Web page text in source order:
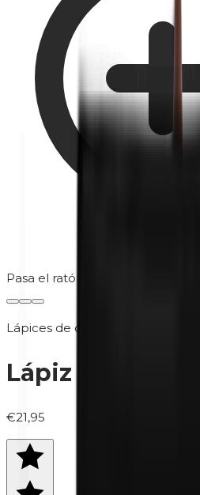
Pasa el ratón para ampliar
Lápices de ojos
Lápiz de ojos |
€21,95